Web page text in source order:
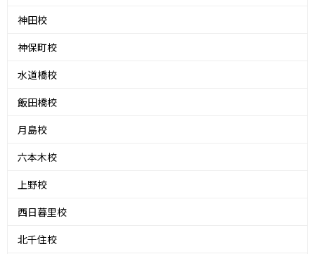
神田校
神保町校
水道橋校
飯田橋校
月島校
六本木校
上野校
西日暮里校
北千住校